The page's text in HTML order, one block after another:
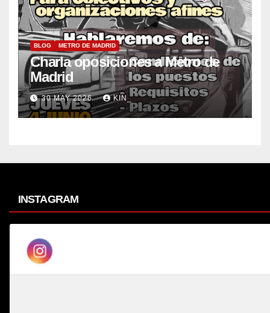
BLOG METRO DE MADRID
Charla oposiciones a Metro de
Madrid
30 MAY 2026 KIN_
INSTAGRAM